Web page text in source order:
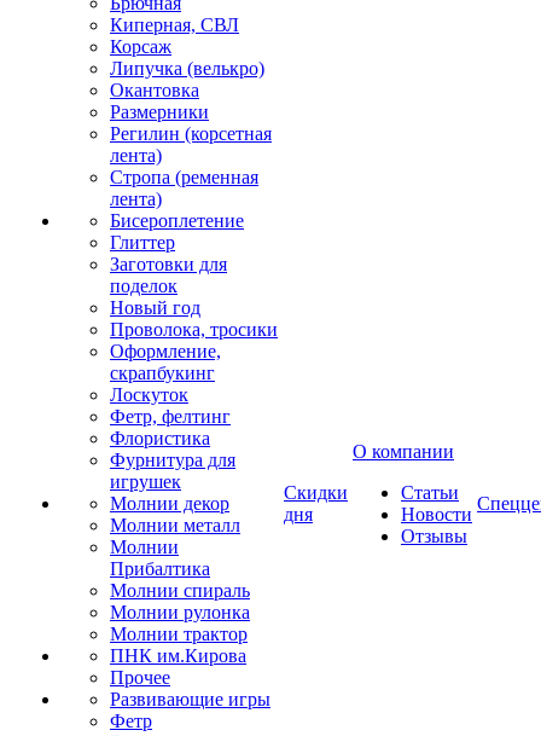
Киперная, СВЛ
Корсаж
Липучка (велькро)
Окантовка
Размерники
Регилин (корсетная
лента)
Стропа (ременная
лента)
Бисероплетение
Глиттер
Заготовки для
поделок
Новый год
Проволока, тросики
Оформление,
скрапбукинг
Лоскуток
Фетр, фелтинг
Флористика
Фурнитура для
игрушек
Молнии декор
Молнии металл
Молнии
Прибалтика
Молнии спираль
Молнии рулонка
Молнии трактор
ПНК им.Кирова
Прочее
Развивающие игры
Фетр
Скидки
дня
О компании
Статьи
Новости
Отзывы